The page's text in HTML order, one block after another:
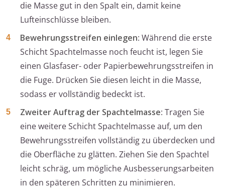
die Masse gut in den Spalt ein, damit keine
Lufteinschlüsse bleiben.
Bewehrungsstreifen einlegen: Während die erste
Schicht Spachtelmasse noch feucht ist, legen Sie
einen Glasfaser- oder Papierbewehrungsstreifen in
die Fuge. Drücken Sie diesen leicht in die Masse,
sodass er vollständig bedeckt ist.
Zweiter Auftrag der Spachtelmasse: Tragen Sie
eine weitere Schicht Spachtelmasse auf, um den
Bewehrungsstreifen vollständig zu überdecken und
die Oberfläche zu glätten. Ziehen Sie den Spachtel
leicht schräg, um mögliche Ausbesserungsarbeiten
in den späteren Schritten zu minimieren.